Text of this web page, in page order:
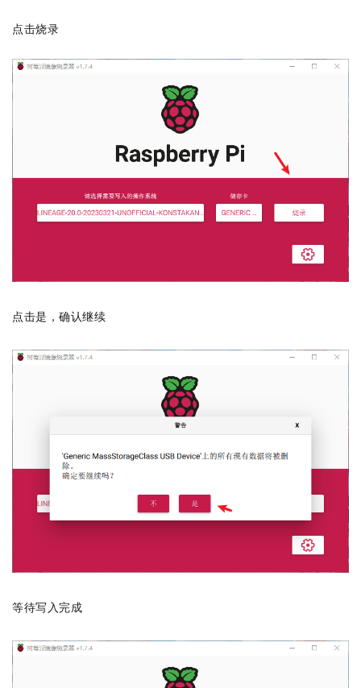
点击烧录
点击是，确认继续
等待写入完成